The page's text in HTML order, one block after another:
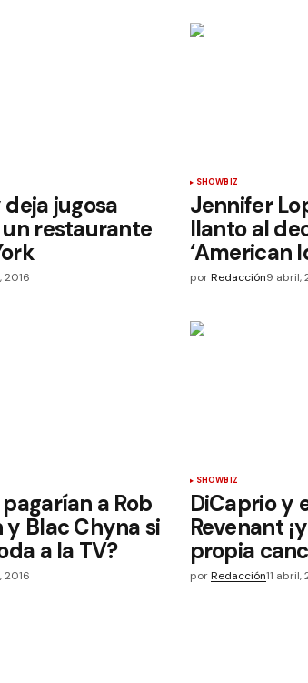
jugosa
restaurante
2016
SHOWBIZ
Jennifer
llanto al
‘American
por Redacción9 abril,
a Rob
y Blac Chyna si
a la TV?
2016
SHOWBIZ
DiCaprio y
Revenant
propia
por Redacción11 abril,